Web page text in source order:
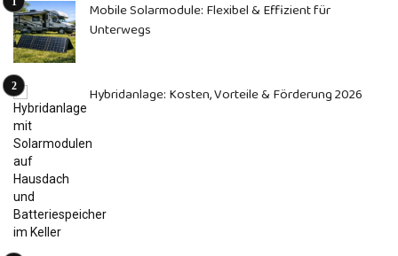
Mobile Solarmodule: Flexibel & Effizient für
Unterwegs
Hybridanlage: Kosten, Vorteile & Förderung 2026